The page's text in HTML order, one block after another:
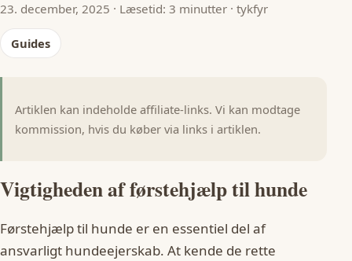
23. december, 2025 · Læsetid: 3 minutter · tykfyr
Guides
Artiklen kan indeholde affiliate-links. Vi kan modtage
kommission, hvis du køber via links i artiklen.
Vigtigheden af førstehjælp til hunde
Førstehjælp til hunde er en essentiel del af
ansvarligt hundeejerskab. At kende de rette